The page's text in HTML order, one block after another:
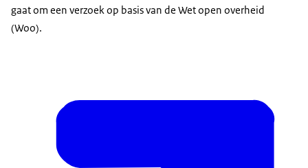
gaat om een verzoek op basis van de Wet open overheid
(Woo).